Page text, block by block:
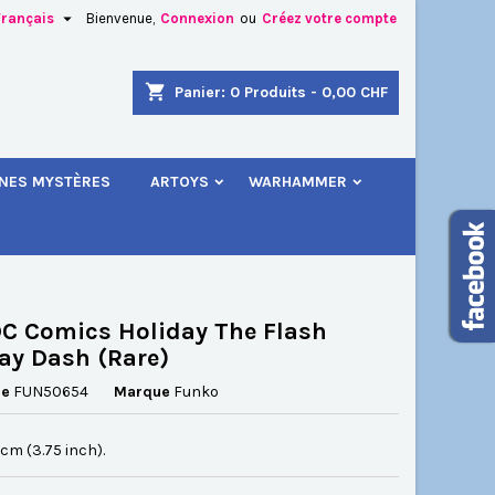
Bienvenue, Connexion ou Créez votre compte

shopping_cart Panier: 0 Produits - 0,00 CHF
MYSTÈRES ARTOYS WARHAMMER
Comics Holiday The Flash
Dash (Rare)
FUN50654 Marque Funko
cm (3.75 inch).